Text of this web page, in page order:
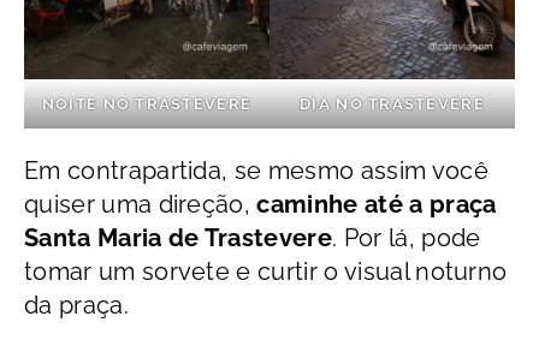
NOITE NO TRASTEVERE DIA NO TRASTEVERE
Em contrapartida, se mesmo assim você
quiser uma direção, caminhe até a praça
Santa Maria de Trastevere. Por lá, pode
tomar um sorvete e curtir o visual noturno
da praça.